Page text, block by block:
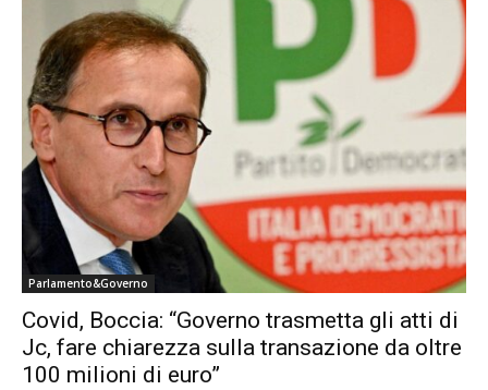
Parlamento&Governo
Covid, Boccia: “Governo trasmetta gli atti di
Jc, fare chiarezza sulla transazione da oltre
100 milioni di euro”